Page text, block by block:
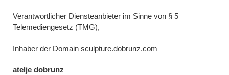
Verantwortlicher Diensteanbieter im Sinne von § 5
Telemediengesetz (TMG),
Inhaber der Domain sculpture.dobrunz.com
atelje dobrunz